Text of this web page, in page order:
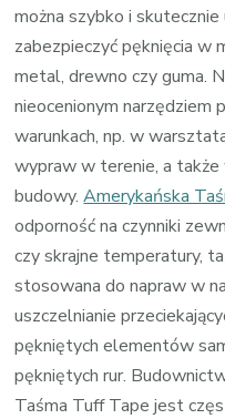
można szybko i
zabezpieczyć pęknięcia w
metal, drewno czy guma.
nieocenionym narzędziem
warunkach, np. w
wypraw w terenie, a także
budowy.Amerykańska
odporność na czynniki
czy skrajne temperatury,
stosowana do napraw w
uszczelnianie
pękniętych elementów
pękniętych rur.
Taśma Tuff Tape jest